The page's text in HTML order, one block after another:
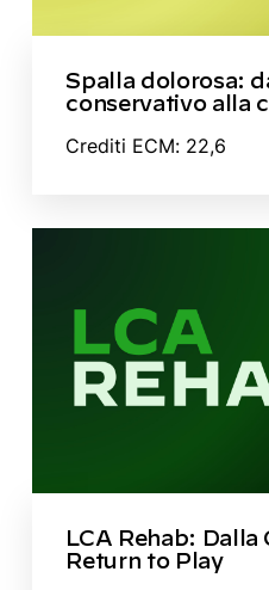
Spalla dolorosa:
conservativo alla
Crediti ECM: 22,6
LCA Rehab: Dalla
Return to Play